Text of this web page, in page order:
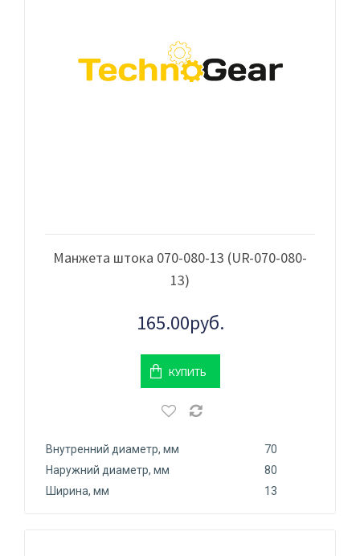
Манжета штока 070-080-13 (UR-070-080-
13)
165.00руб.
КУПИТЬ
Внутренний диаметр, мм
70
Наружний диаметр, мм
80
Ширина, мм
13